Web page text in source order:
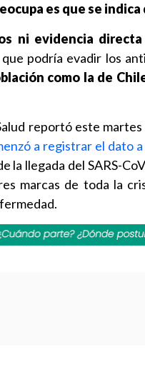
es que se
ni evidencia
podría evadir los
como la de
reportó este martes
a registrar el dato
la llegada del SARS-
marcas de toda la